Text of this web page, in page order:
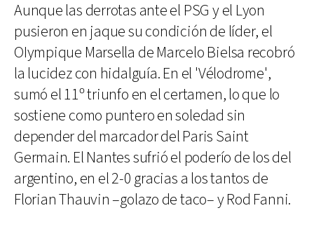
Aunque las derrotas ante el PSG y el Lyon
pusieron en jaque su condición de líder, el
OIympique Marsella de Marcelo Bielsa recobró
la lucidez con hidalguía. En el 'Vélodrome',
sumó el 11º triunfo en el certamen, lo que lo
sostiene como puntero en soledad sin
depender del marcador del Paris Saint
Germain. El Nantes sufrió el poderío de los del
argentino, en el 2-0 gracias a los tantos de
Florian Thauvin –golazo de taco– y Rod Fanni.